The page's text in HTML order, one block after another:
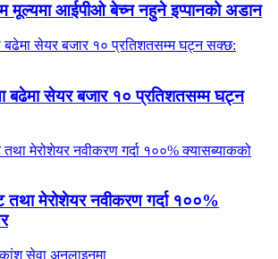
मूल्यमा आईपीओ बेच्न नहुने इप्पानको अडान
बढेमा सेयर बजार १० प्रतिशतसम्म घट्न
तथा मेरोशेयर नवीकरण गर्दा १००%